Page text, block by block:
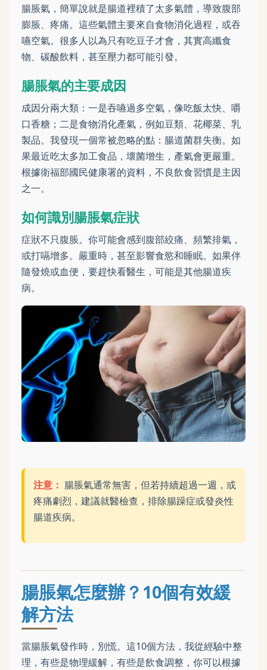
腸脹氣，簡單說就是腸道裡積了太多氣體，導致腹部
膨脹、疼痛。這些氣體主要來自食物消化過程，或吞
嚥空氣。很多人以為只有吃豆子才會，其實高纖食
物、碳酸飲料，甚至壓力都可能引發。
腸脹氣的主要成因
成因分兩大類：一是吞嚥過多空氣，像吃飯太快、嚼
口香糖；二是食物消化產氣，例如豆類、花椰菜、乳
製品。我發現一個常被忽略的點：腸道菌群失衡。如
果最近吃太多加工食品，壞菌增生，產氣會更嚴重。
根據衛福部國民健康署的資料，不良飲食習慣是主因
之一。
如何識別腸脹氣症狀
症狀不只腹脹。你可能會感到腹部絞痛、頻繁排氣，
或打嗝增多。嚴重時，甚至影響食慾和睡眠。如果伴
隨發燒或血便，要趕快看醫生，可能是其他腸道疾
病。
注意： 腸脹氣通常無害，但若持續超過一週，或
疼痛劇烈，建議就醫檢查，排除腸躁症或發炎性
腸道疾病。
腸脹氣怎麼辦？10個有效緩
解方法
當腸脹氣發作時，別慌。這10個方法，我從經驗中整
理，有些是物理緩解，有些是飲食調整，你可以根據